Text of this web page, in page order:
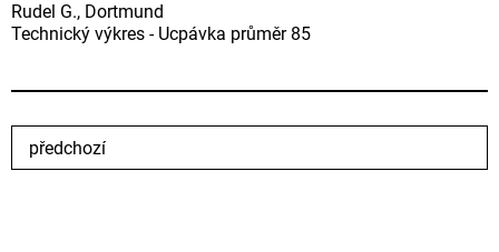
Rudel G., Dortmund
Technický výkres - Ucpávka průměr 85
předchozí